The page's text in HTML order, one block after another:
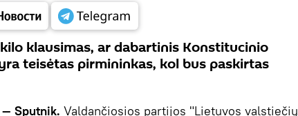
klausimas, ar dabartinis Konstitucinio
teisėtas pirmininkas, kol bus paskirtas
— Sputnik. Valdančiosios partijos "Lietuvos valstiečių